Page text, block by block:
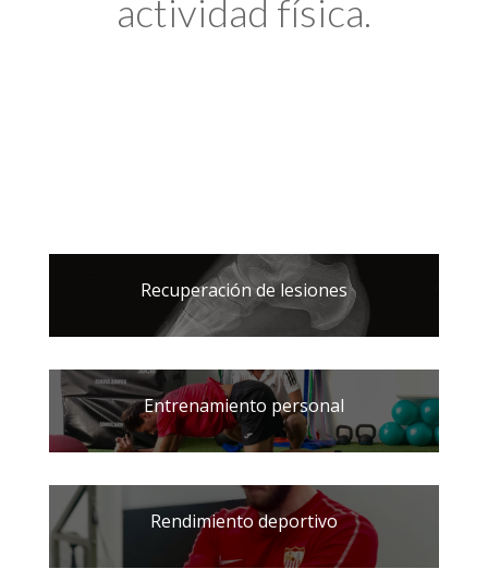
actividad física.
Recuperación de lesiones
Entrenamiento personal
Rendimiento deportivo